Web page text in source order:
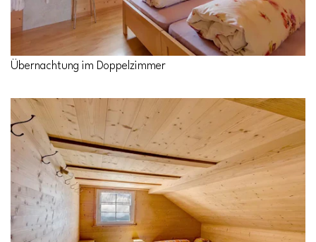
Übernachtung im Doppelzimmer